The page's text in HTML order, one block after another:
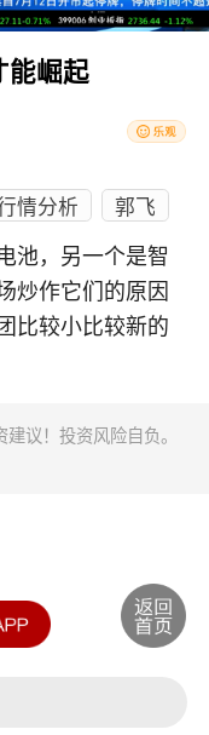
能崛起
情分析 郭飞
池，另一个是智
炒作它们的原因
比较小比较新的
议！投资风险自负。